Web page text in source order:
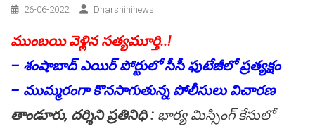
26-06-2022 Dharshininews
ముంబయి వెళ్లిన సత్యమూర్తి..!
– శంషాబాద్ ఎయిర్ పోర్టులో సీసీ ఫుటేజీలో ప్రత్యక్షం
– ముమ్మరంగా కొనసాగుతున్న పోలీసులు విచారణ
తాండూరు, దర్శిని ప్రతినిధి : భార్య మిస్సింగ్ కేసులో